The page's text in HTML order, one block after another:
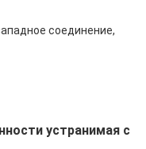
соединение,
устранимая с